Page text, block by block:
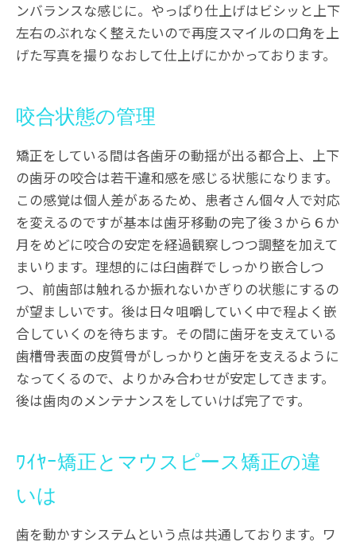
ンバランスな感じに。やっぱり仕上げはビシッと上下
左右のぶれなく整えたいので再度スマイルの口角を上
げた写真を撮りなおして仕上げにかかっております。
咬合状態の管理
矯正をしている間は各歯牙の動揺が出る都合上、上下
の歯牙の咬合は若干違和感を感じる状態になります。
この感覚は個人差があるため、患者さん個々人で対応
を変えるのですが基本は歯牙移動の完了後３から６か
月をめどに咬合の安定を経過観察しつつ調整を加えて
まいります。理想的には臼歯群でしっかり嵌合しつ
つ、前歯部は触れるか振れないかぎりの状態にするの
が望ましいです。後は日々咀嚼していく中で程よく嵌
合していくのを待ちます。その間に歯牙を支えている
歯槽骨表面の皮質骨がしっかりと歯牙を支えるように
なってくるので、よりかみ合わせが安定してきます。
後は歯肉のメンテナンスをしていけば完了です。
ﾜｲﾔｰ矯正とマウスピース矯正の違
いは
歯を動かすシステムという点は共通しております。ワ